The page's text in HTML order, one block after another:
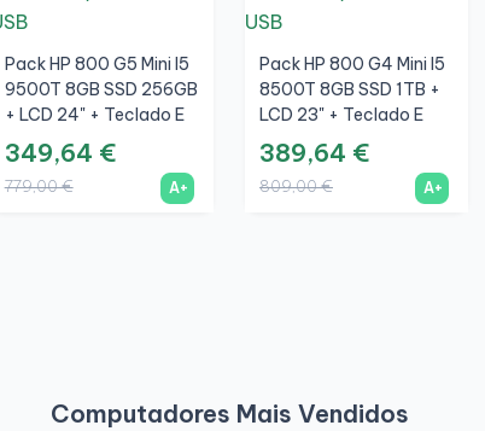
Pack HP 800 G5 Mini I5
9500T 8GB SSD 256GB
+ LCD 24" + Teclado E
Rato Sem Fios + WiFi
349,64 €
779,00 € A+
Pack HP 800 G4 Mini I5
8500T 8GB SSD 1TB +
LCD 23" + Teclado E
Rato Sem Fios + WiFi
389,64 €
809,00 € A+
Computadores Mais Vendidos